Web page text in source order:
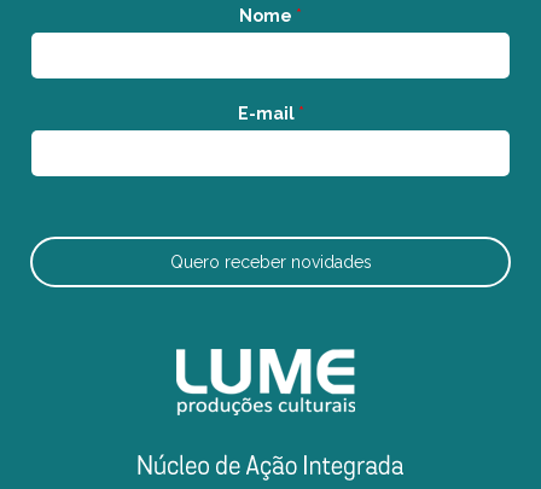
Nome *
E-mail *
Quero receber novidades